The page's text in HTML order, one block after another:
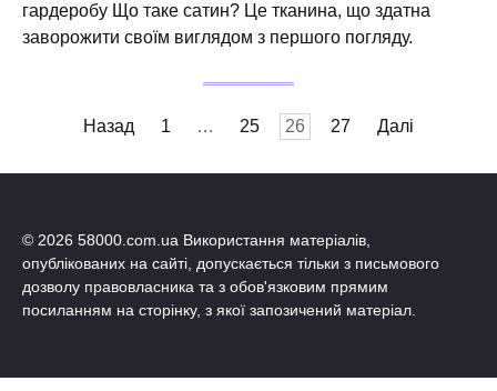
гардеробу Що таке сатин? Це тканина, що здатна
заворожити своїм виглядом з першого погляду.
ПагінаціяНазад 1 … 25 26 27 Далі
© 2026 58000.com.ua Використання матеріалів,
опублікованих на сайті, допускається тільки з письмового
дозволу правовласника та з обов'язковим прямим
посиланням на сторінку, з якої запозичений матеріал.